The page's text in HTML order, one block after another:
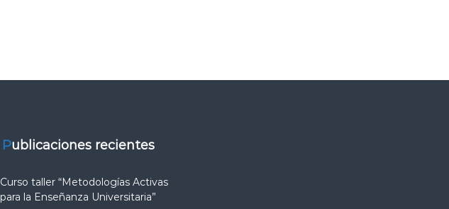
Publicaciones recientes
Curso taller “Metodologías Activas
para la Enseñanza Universitaria”